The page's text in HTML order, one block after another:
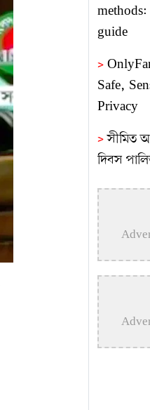
methods:
guide
>
Safe,
Privacy
>সীমিত
দিবস
>বহাল
রেস্টুরেন্ট
>
নতুন
মেলা
সরকার
>
আইল্যান্ড